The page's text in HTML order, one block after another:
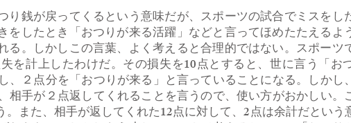
銭が戻ってくるという意味だが、スポーツの試合でミスをし
したとき「おつりが来る活躍」などと言ってほめたたえるよ
る。しかしこの言葉、よく考えると合理的ではない。スポーツ
を計上したわけだ。その損失を10点とすると、世に言う「お
、２点分を「おつりが来る」と言っていることになる。しかし
相手が２点返してくれることを言うので、使い方がおかしい。
また、相手が返してくれた12点に対して、2点は余計だという